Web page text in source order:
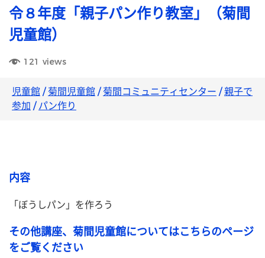
令８年度「親子パン作り教室」（菊間
児童館）
121 views
児童館/菊間児童館/菊間コミュニティセンター /親子で
参加 /パン作り
内容
「ぼうしパン」を作ろう
その他講座、菊間児童館についてはこちらのページ
をご覧ください